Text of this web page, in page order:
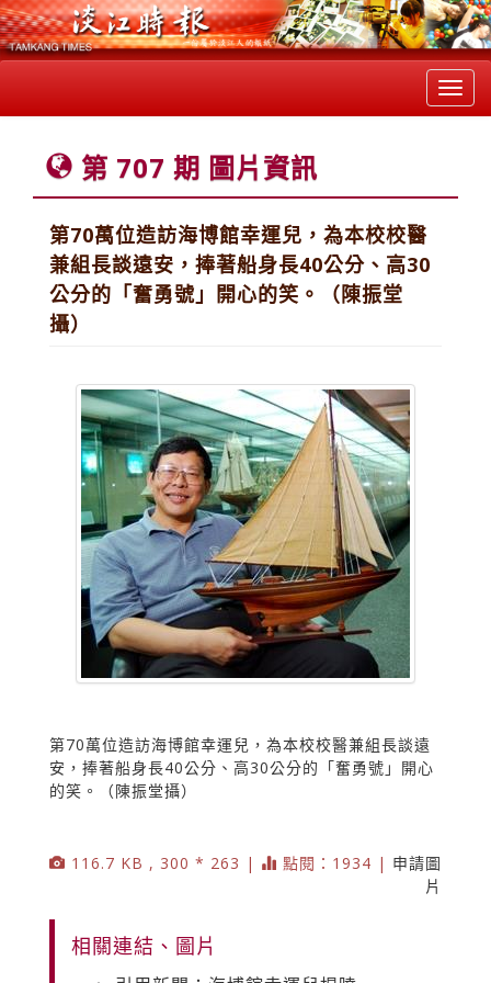
第 707 期 圖片資訊
第70萬位造訪海博館幸運兒，為本校校醫
兼組長談遠安，捧著船身長40公分、高30
公分的「奮勇號」開心的笑。（陳振堂
攝）
第70萬位造訪海博館幸運兒，為本校校醫兼組長談遠
安，捧著船身長40公分、高30公分的「奮勇號」開心
的笑。（陳振堂攝）
116.7 KB , 300 * 263 | 點閱：1934 | 申請圖
片
相關連結、圖片